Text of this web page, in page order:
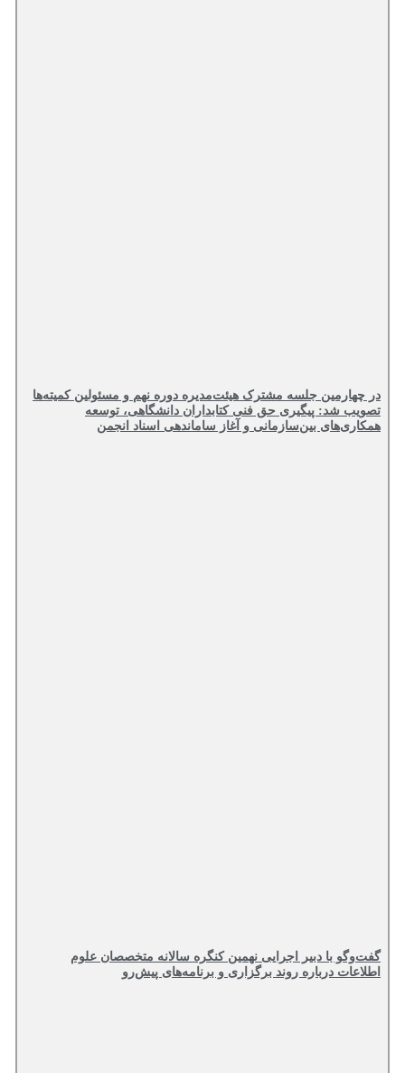
در چهارمین جلسه مشترک هیئت‌مدیره دوره نهم و مسئولین کمیته‌ها
تصویب شد: پیگیری حق فنی کتابداران دانشگاهی، توسعه
همکاری‌های بین‌سازمانی و آغاز ساماندهی اسناد انجمن
گفت‌وگو با دبیر اجرایی نهمین کنگره سالانه متخصصان علوم
اطلاعات درباره روند برگزاری و برنامه‌های پیش‌رو